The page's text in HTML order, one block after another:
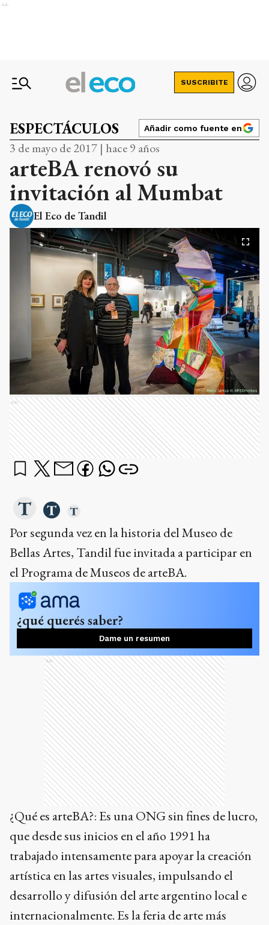
Ads
SUSCRIBITE
ESPECTÁCULOS Añadir como fuente en
3 de mayo de 2017 | hace 9 años
arteBA renovó su
invitación al Mumbat
El Eco de Tandil
Ads
Por segunda vez en la historia del Museo de
Bellas Artes, Tandil fue invitada a participar en
el Programa de Museos de arteBA.
¿qué querés saber?
Dame un resumen
Ads
¿Qué es arteBA?: Es una ONG sin fines de lucro,
que desde sus inicios en el año 1991 ha
trabajado intensamente para apoyar la creación
artística en las artes visuales, impulsando el
desarrollo y difusión del arte argentino local e
internacionalmente. Es la feria de arte más